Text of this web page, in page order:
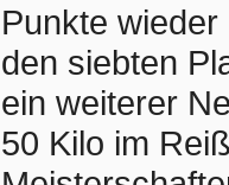
Punkte
den siebten
ein weiterer
50 Kilo im